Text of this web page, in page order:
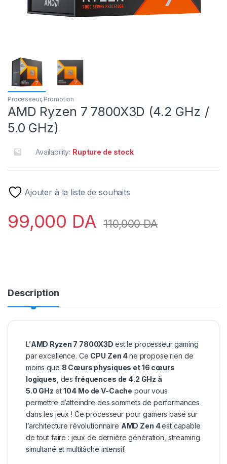
Processeur, Promotion
AMD Ryzen 7 7800X3D (4.2 GHz /
5.0 GHz)
Availability: Rupture de stock
Ajouter à la liste de souhaits
99,000 DA 110,000DA
Description
L’AMD Ryzen 7 7800X3D est le processeur gaming
par excellence. Ce CPU Zen 4ne propose rien de
moins que 8 Cœurs physiques et 16 cœurs
logiques , des fréquences de 4.2 GHz à
5.0 GHz et104 Mo de V-Cache pour vous
permettre d’atteindre des sommets de performances
dans les jeux ! Ce processeur pour gamers basé sur
l’architecture révolutionnaire AMD Zen 4est capable
de tout faire : jeux de dernière génération, streaming
simultané et multitâche intensif.